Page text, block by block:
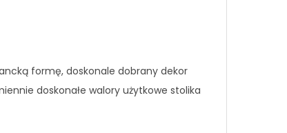
formę, doskonale dobrany dekor
doskonałe walory użytkowe stolika